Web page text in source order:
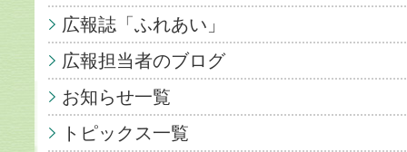
広報誌「ふれあい」
広報担当者のブログ
お知らせ一覧
トピックス一覧